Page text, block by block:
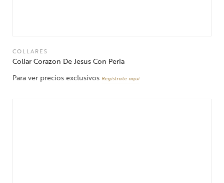
COLLARES
Collar Corazon De Jesus Con Perla
Para ver precios exclusivos Regístrate aquí